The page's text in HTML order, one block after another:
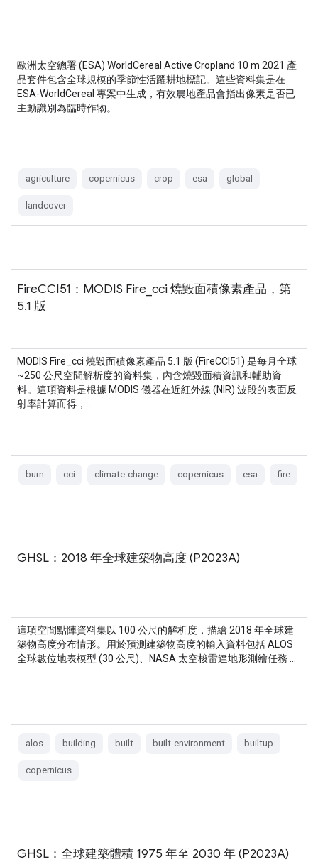
歐洲太空總署 (ESA) WorldCereal Active Cropland 10 m 2021 產
品套件包含全球規模的季節性活躍耕地標記。這些資料集是在
ESA-WorldCereal 專案中生成，有效農地產品會指出像素是否已
主動識別為臨時作物。
agriculture copernicus crop esa global
landcover
FireCCI51：MODIS Fire_cci 燒毀面積像素產品，第
5.1 版
MODIS Fire_cci 燒毀面積像素產品 5.1 版 (FireCCI51) 是每月全球
~250 公尺空間解析度的資料集，內含燒毀面積資訊和輔助資
料。這項資料是根據 MODIS 儀器在近紅外線 (NIR) 波段的表面反
射率計算而得，…
burn cci climate-change copernicus esa fire
GHSL：2018 年全球建築物高度 (P2023A)
這項空間點陣資料集以 100 公尺的解析度，描繪 2018 年全球建
築物高度分布情形。用於預測建築物高度的輸入資料包括 ALOS
全球數位地表模型 (30 公尺)、NASA 太空梭雷達地形測繪任務 …
alos building built built-environment builtup
copernicus
GHSL：全球建築體積 1975 年至 2030 年 (P2023A)